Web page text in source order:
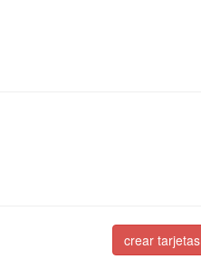
crear tarjetas